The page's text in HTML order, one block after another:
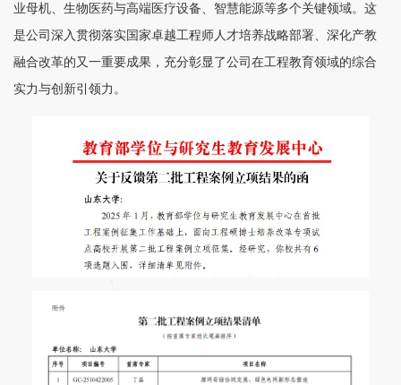
业母机、生物医药与高端医疗设备、智慧能源等多个关键领域。这
是公司深入贯彻落实国家卓越工程师人才培养战略部署、深化产教
融合改革的又一重要成果，充分彰显了公司在工程教育领域的综合
实力与创新引领力。